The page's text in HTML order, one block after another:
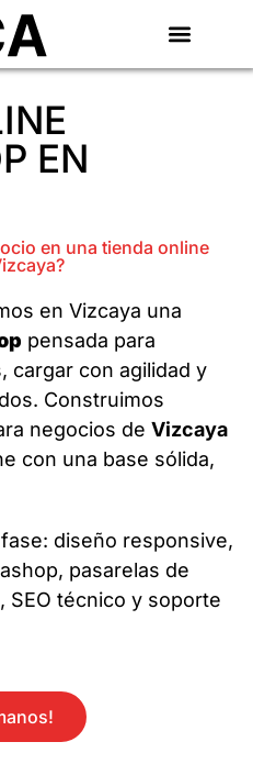
EN
en una tienda online
en Vizcaya una
pensada para
cargar con agilidad y
Construimos
negocios de Vizcaya
con una base sólida,
diseño responsive,
pasarelas de
SEO técnico y soporte